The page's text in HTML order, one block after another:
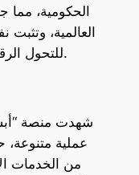
الحكومية، مما
العالمية،
للتحول الرقمي في المملكة العربية السعودية.
عملية
من الخدمات